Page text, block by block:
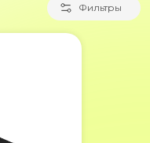
Фильтры